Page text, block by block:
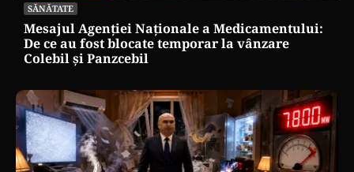
SĂNĂTATE
Mesajul Agenției Naționale a Medicamentului:
De ce au fost blocate temporar la vânzare
Colebil și Panzcebil